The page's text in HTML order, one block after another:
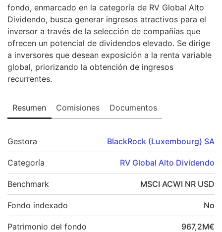
fondo, enmarcado en la categoría de RV Global Alto
Dividendo, busca generar ingresos atractivos para el
inversor a través de la selección de compañías que
ofrecen un potencial de dividendos elevado. Se dirige
a inversores que desean exposición a la renta variable
global, priorizando la obtención de ingresos
recurrentes.
Resumen Comisiones Documentos
Gestora BlackRock (Luxembourg) SA
Categoría RV Global Alto Dividendo
Benchmark MSCI ACWI NR USD
Fondo indexado No
Patrimonio del fondo 967,2M€